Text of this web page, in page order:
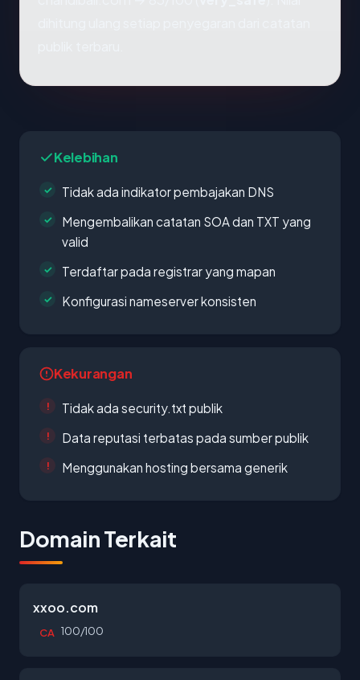
Kelebihan
Tidak ada indikator pembajakan DNS
Mengembalikan catatan SOA dan TXT yang
valid
Terdaftar pada registrar yang mapan
Konfigurasi nameserver konsisten
Kekurangan
Tidak ada security.txt publik
Data reputasi terbatas pada sumber publik
Menggunakan hosting bersama generik
Domain Terkait
xxoo.com
CA 100/100